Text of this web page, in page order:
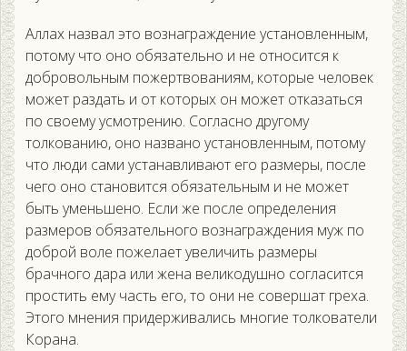
Аллах назвал это вознаграждение установленным,
потому что оно обязательно и не относится к
добровольным пожертвованиям, которые человек
может раздать и от которых он может отказаться
по своему усмотрению. Согласно другому
толкованию, оно названо установленным, потому
что люди сами устанавливают его размеры, после
чего оно становится обязательным и не может
быть уменьшено. Если же после определения
размеров обязательного вознаграждения муж по
доброй воле пожелает увеличить размеры
брачного дара или жена великодушно согласится
простить ему часть его, то они не совершат греха.
Этого мнения придерживались многие толкователи
Корана.